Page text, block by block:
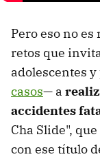
Pero eso no
retos que
adolescentes
casos— a
accidentes
Cha Slide",
con ese título